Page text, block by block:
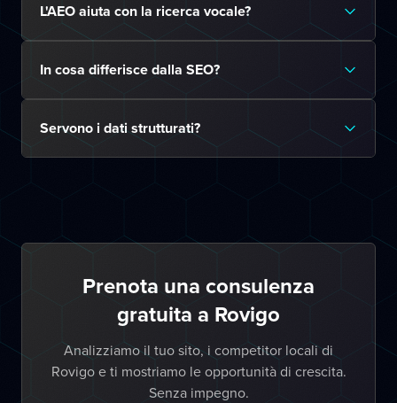
L'AEO aiuta con la ricerca vocale?
In cosa differisce dalla SEO?
Servono i dati strutturati?
Prenota una consulenza
gratuita a Rovigo
Analizziamo il tuo sito, i competitor locali di
Rovigo e ti mostriamo le opportunità di crescita.
Senza impegno.